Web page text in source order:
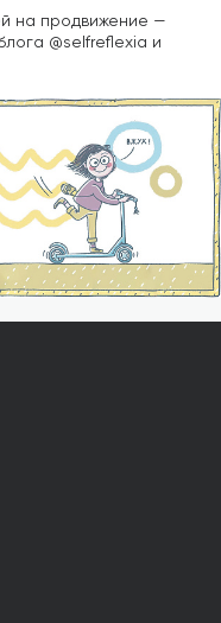
на продвижение —
@selfreflexia и